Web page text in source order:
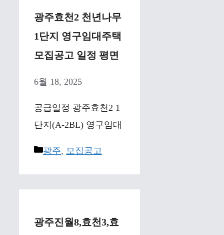
광주효천2 천년나무
1단지 영구임대주택
모집공고 일정 평면
6월 18, 2025
공급일정 광주효천2 1
단지(A-2BL) 영구임대
Categories
광주, 모집공고
광주진월8,효천3,효